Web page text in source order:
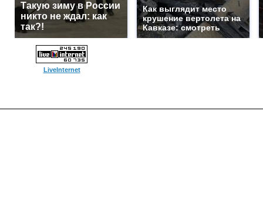
Такую зиму в России
никто не ждал: как
так?!
Как выглядит место
крушение вертолета на
Кавказе: смотреть
LiveInternet